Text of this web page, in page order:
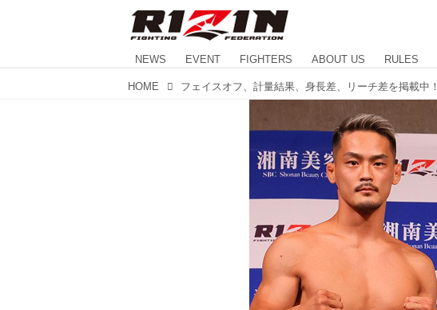
NEWS EVENT FIGHTERS ABOUT US RULES
HOME